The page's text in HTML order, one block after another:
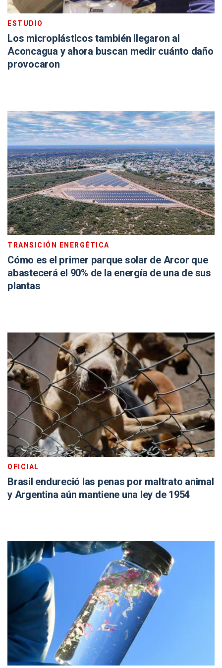
ESTUDIO
Los microplásticos también llegaron al
Aconcagua y ahora buscan medir cuánto daño
provocaron
TRANSICIÓN ENERGÉTICA
Cómo es el primer parque solar de Arcor que
abastecerá el 90% de la energía de una de sus
plantas
OFICIAL
Brasil endureció las penas por maltrato animal
y Argentina aún mantiene una ley de 1954